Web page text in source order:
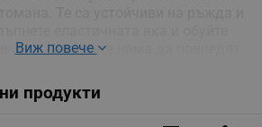
Шиповете няма да повредят
хлъзгане са опаковани в
Виж повече
продукти